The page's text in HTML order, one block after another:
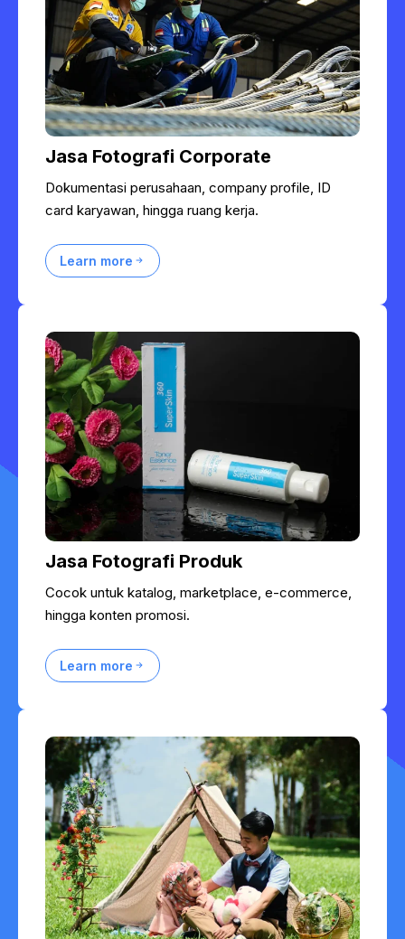
Jasa Fotografi Corporate
Dokumentasi perusahaan, company profile, ID
card karyawan, hingga ruang kerja.
Learn more
Jasa Fotografi Produk
Cocok untuk katalog, marketplace, e-commerce,
hingga konten promosi.
Learn more